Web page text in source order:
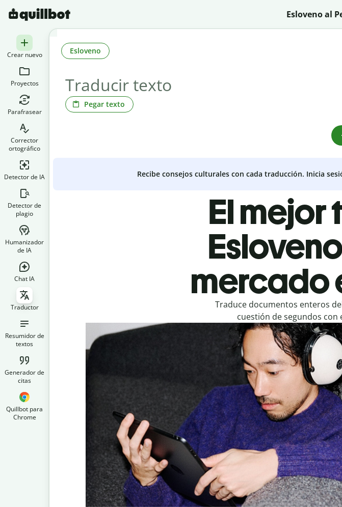
Esloveno al
Crear nuevo
Proyectos
Parafrasear
Corrector
ortográfico
Detector de IA
Detector de
plagio
Humanizador
de IA
Chat IA
Traductor
Resumidor de
textos
Generador de
citas
Quillbot para
Chrome
Pegar texto
Esloveno
Recibe consejos culturales con cada traducción. Inicia
El
mercado
Traduce documentos enteros
cuestión de segundos